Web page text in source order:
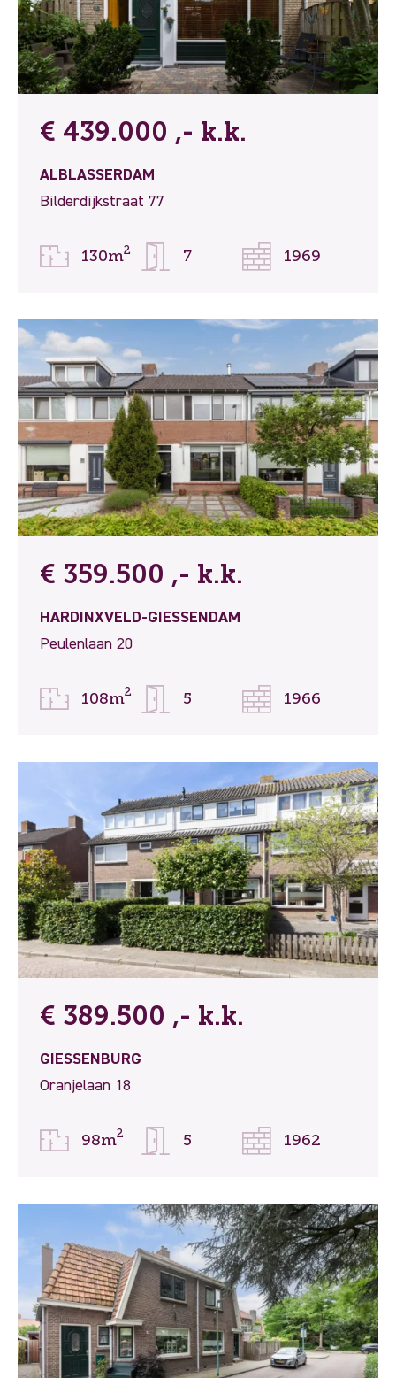
€ 439.000 ,- k.k.
ALBLASSERDAM
Bilderdijkstraat 77
130m2 7 1969
€ 359.500 ,- k.k.
HARDINXVELD-GIESSENDAM
Peulenlaan 20
108m2 5 1966
€ 389.500 ,- k.k.
GIESSENBURG
Oranjelaan 18
98m2 5 1962